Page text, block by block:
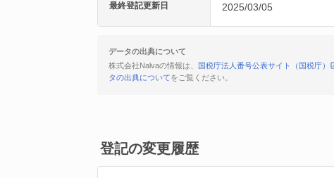
最終登記更新日 2025/03/05
データの出典について
株式会社Nalvaの情報は、
国税庁法人番号公表サイト（国税庁）
タの出典についてをご覧ください。
登記の変更履歴